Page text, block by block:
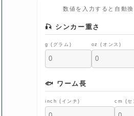
数値を入力すると自動
🎣 シンカー重さ
g (グラム) oz (オンス)
🐟 ワーム長
inch (インチ) cm (セ